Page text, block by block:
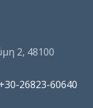
2, 48100
26823-60640